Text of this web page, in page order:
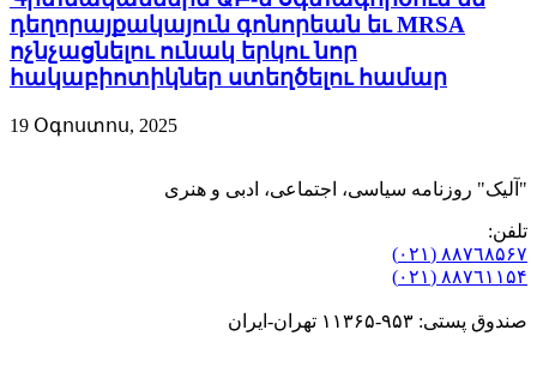
դեղորայքակայուն գոնորեան եւ MRSA
ոչնչացնելու ունակ երկու նոր
հակաբիոտիկներ ստեղծելու համար
19 Օգոստոս, 2025
"آلیک" روزنامه سیاسی، اجتماعی، ادبی و هنری
تلفن:
٨۸٧٦٨۵۶۷ (٠٢١)
٨۸٧٦۱۱۵۴ (٠٢١)
صندوق پستی: ۹۵۳-۱۱۳۶۵ تهران-ایران